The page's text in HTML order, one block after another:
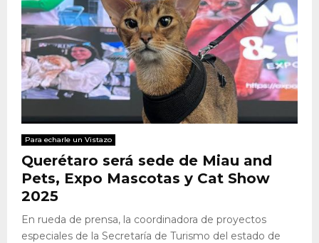
Para echarle un Vistazo
Querétaro será sede de Miau and
Pets, Expo Mascotas y Cat Show
2025
En rueda de prensa, la coordinadora de proyectos
especiales de la Secretaría de Turismo del estado de